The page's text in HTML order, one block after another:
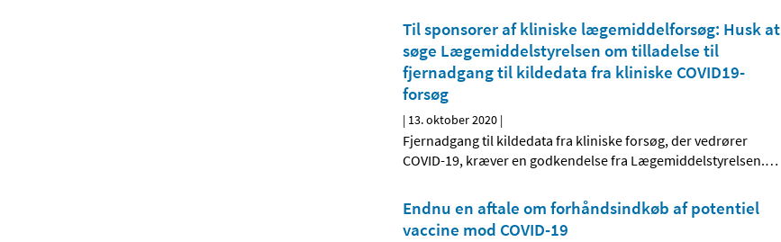
Til sponsorer af kliniske lægemiddelforsøg: Husk at
søge Lægemiddelstyrelsen om tilladelse til
fjernadgang til kildedata fra kliniske COVID19-
forsøg
| 13. oktober 2020 |
Fjernadgang til kildedata fra kliniske forsøg, der vedrører
COVID-19, kræver en godkendelse fra Lægemiddelstyrelsen.…
Endnu en aftale om forhåndsindkøb af potentiel
vaccine mod COVID-19